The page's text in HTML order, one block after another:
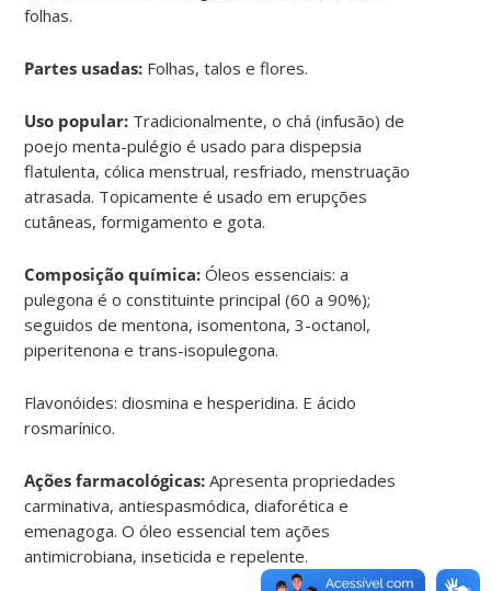
folhas.
Partes usadas: Folhas, talos e flores.
Uso popular: Tradicionalmente, o chá (infusão) de
poejo menta-pulégio é usado para dispepsia
flatulenta, cólica menstrual, resfriado, menstruação
atrasada. Topicamente é usado em erupções
cutâneas, formigamento e gota.
Composição química:Óleos essenciais: a
pulegona é o constituinte principal (60 a 90%);
seguidos de mentona, isomentona, 3-octanol,
piperitenona e trans-isopulegona.
Flavonóides: diosmina e hesperidina. E ácido
rosmarínico.
Ações farmacológicas: Apresenta propriedades
carminativa, antiespasmódica, diaforética e
emenagoga. O óleo essencial tem ações
antimicrobiana, inseticida e repelente.